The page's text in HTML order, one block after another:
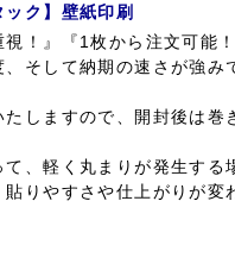
ック】壁紙印刷
視！』『1枚から注文可能
そして納期の速さが強み
しますので、開封後は
、軽く丸まりが発生する
りやすさや仕上がりが変